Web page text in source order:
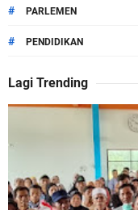
# PARLEMEN
# PENDIDIKAN
Lagi Trending